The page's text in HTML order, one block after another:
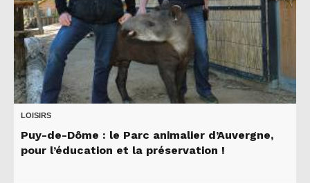
LOISIRS
Puy-de-Dôme : le Parc animalier d’Auvergne,
pour l’éducation et la préservation !